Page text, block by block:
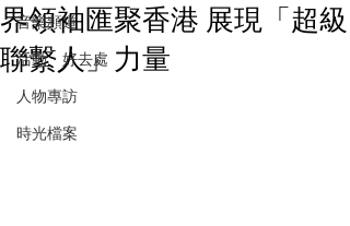
音樂頻道
活動・好去處
人物專訪
時光檔案
界領袖匯聚香港 展現「超級
聯繫人」力量